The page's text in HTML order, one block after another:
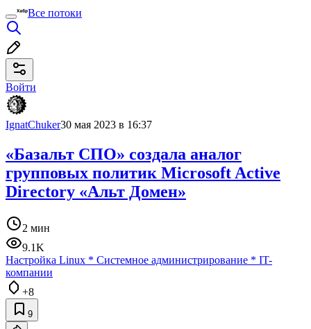
Все потоки
Войти
IgnatChuker30 мая 2023 в 16:37
«Базальт СПО» создала аналог
групповых политик Microsoft Active
Directory «Альт Домен»
2 мин
9.1K
Настройка Linux * Системное администрирование * IT-
компании
+8
9